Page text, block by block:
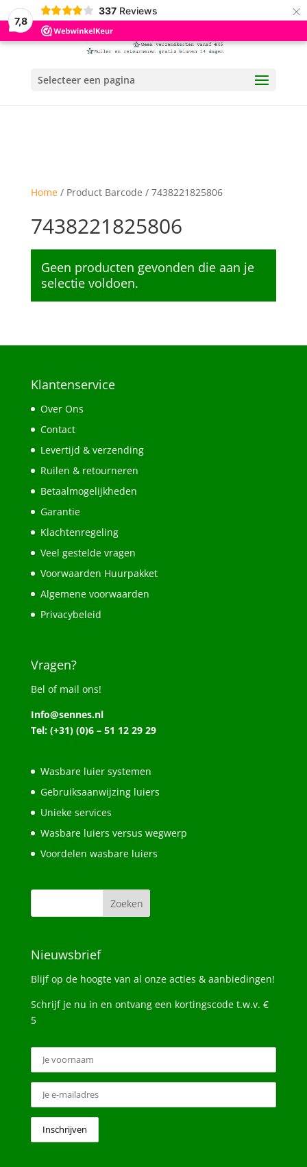
7,8
337 Reviews ×
Selecteer een pagina
Home/ Product Barcode / 7438221825806
7438221825806
Geen producten gevonden die aan je
selectie voldoen.
Klantenservice
Over Ons
Contact
Levertijd & verzending
Ruilen & retourneren
Betaalmogelijkheden
Garantie
Klachtenregeling
Veel gestelde vragen
Voorwaarden Huurpakket
Algemene voorwaarden
Privacybeleid
Vragen?
Bel of mail ons!
Info@sennes.nl
Tel: (+31) (0)6 – 51 12 29 29
Wasbare luier systemen
Gebruiksaanwijzing luiers
Unieke services
Wasbare luiers versus wegwerp
Voordelen wasbare luiers
Nieuwsbrief
Blijf op de hoogte van al onze acties & aanbiedingen!
Schrijf je nu in en ontvang een kortingscode t.w.v. €
5